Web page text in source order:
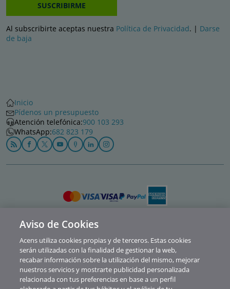
SUSCRIBIRME
Al subscribirte aceptas nuestra Política de Privacidad. | Darse
de baja
Inicio
Pídenos un presupuesto
Atención telefónica:900 103 293
WhatsApp:682 823 179
Política de privacidad
Cookies
Contacto
Soporte
Aviso de Cookies
Acens utiliza cookies propias y de terceros. Estas cookies
serán utilizadas con la finalidad de gestionar la web,
recabar información sobre la utilización del mismo, mejorar
nuestros servicios y mostrarte publicidad personalizada
relacionada con tus preferencias en base a un perfil